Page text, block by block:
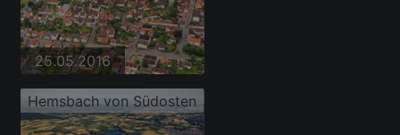
25.05.2016
Hemsbach von Südosten